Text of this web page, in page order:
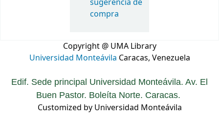
sugerencia de
compra
Copyright @ UMA Library
Universidad Monteávila Caracas, Venezuela
Edif. Sede principal Universidad Monteávila. Av. El
Buen Pastor. Boleíta Norte. Caracas.
Customized by Universidad Monteávila